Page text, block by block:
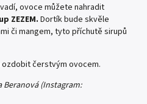
ovoce můžete nahradit
ZEZEM. Dortík bude skvěle
či mangem, tyto příchutě sirupů
čerstvým ovocem.
Beranová (Instagram: